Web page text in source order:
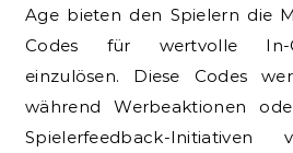
Age bieten den Spielern die
Codes für wertvolle In-
einzulösen. Diese Codes
während Werbeaktionen
Spielerfeedback-